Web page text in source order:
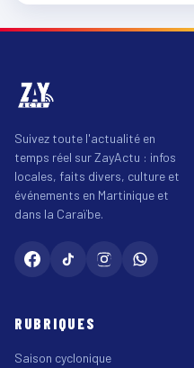
Suivez toute l'actualité en
temps réel sur ZayActu : infos
locales, faits divers, culture et
événements en Martinique et
dans la Caraïbe.
RUBRIQUES
Saison cyclonique